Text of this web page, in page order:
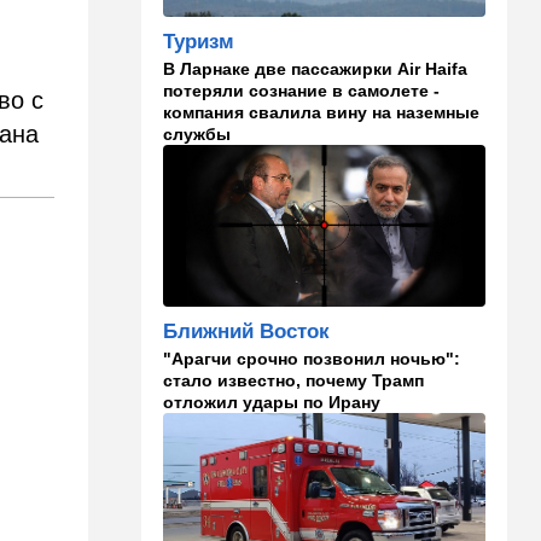
с
производителя дронов для
Украины
11:45 Израиль
Террорист "Нухбы",
участвовавший в резне 7
октября, работал в Газе
водителем грузовика
гумпомощи
В мире
К программе "спасем
Россию" от топливного
кризиса присоединилась
еще одна страна
Израиль
В Эйлатский залив приплыл
необычный гость. ВИДЕО
10:36 Израиль
Три пожара за минуты в
Туризм
В Ларнаке две пассажирки Air Haifa
потеряли сознание в самолете -
компания свалила вину на наземные
службы
Ближний Восток
"Арагчи срочно позвонил ночью":
стало известно, почему Трамп
отложил удары по Ирану